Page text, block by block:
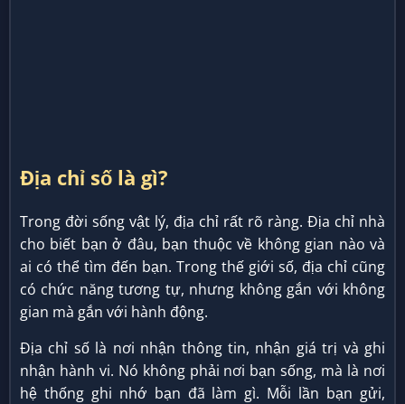
Địa chỉ số là gì?
Trong đời sống vật lý, địa chỉ rất rõ ràng. Địa chỉ nhà
cho biết bạn ở đâu, bạn thuộc về không gian nào và
ai có thể tìm đến bạn. Trong thế giới số, địa chỉ cũng
có chức năng tương tự, nhưng không gắn với không
gian mà gắn với hành động.
Địa chỉ số là nơi nhận thông tin, nhận giá trị và ghi
nhận hành vi. Nó không phải nơi bạn sống, mà là nơi
hệ thống ghi nhớ bạn đã làm gì. Mỗi lần bạn gửi,